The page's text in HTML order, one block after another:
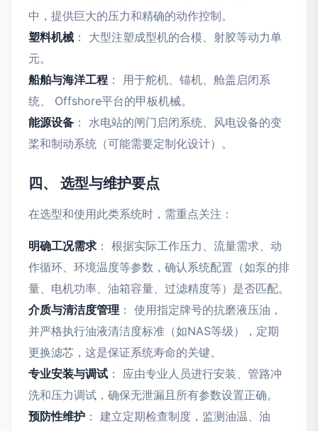
中，提供巨大的压力和精确的动作控制。
塑料机械 ： 大型注塑成型机的合模、射胶等动力单
元。
船舶与海洋工程 ： 用于舵机、锚机、舱盖启闭系
统、 Offshore平台的甲板机械。
能源设备 ： 水电站的闸门启闭系统、风电设备的变
桨和制动系统（可能需要定制化设计）。
四、 选型与维护要点
在选型和使用此类系统时，需重点关注：
明确工况需求 ： 根据实际工作压力、流量需求、动
作循环、环境温度等参数，确认系统配置（如泵的排
量、电机功率、油箱容量、过滤精度等）是否匹配。
介质与清洁度管理 ： 使用指定牌号的抗磨液压油，
并严格执行油液清洁度标准（如NAS等级），定期
更换滤芯，这是保证系统寿命的关键。
专业安装与调试 ： 应由专业人员进行安装、管路冲
洗和压力调试，确保无泄漏且所有参数设置正确。
预防性维护 ： 建立定期检查制度，监测油温、油